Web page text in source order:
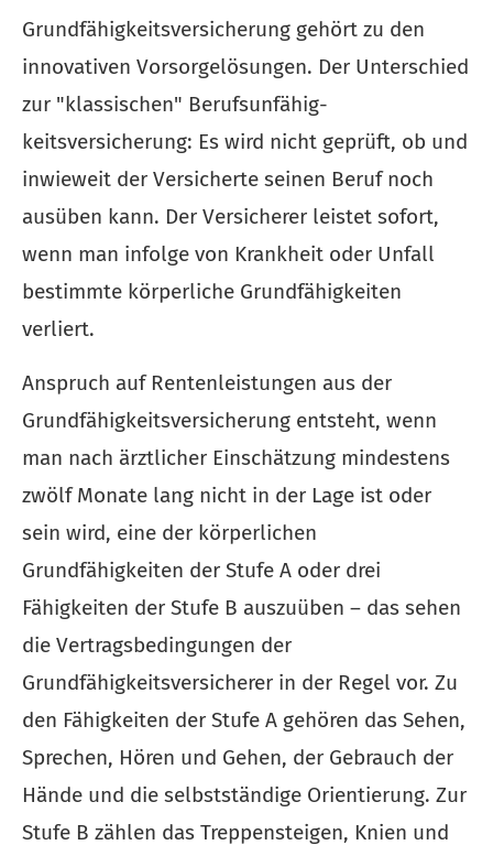
Grundfähigkeitsversicherung gehört zu den
innovativen Vorsorgelösungen. Der Unterschied
zur "klassischen" Berufs­unfähig­
keitsversicherung: Es wird nicht geprüft, ob und
inwieweit der Versicherte seinen Beruf noch
ausüben kann. Der Versicherer leistet sofort,
wenn man infolge von Krankheit oder Unfall
bestimmte körperliche Grundfähigkeiten
verliert.
Anspruch auf Rentenleistungen aus der
Grundfähigkeitsversicherung entsteht, wenn
man nach ärztlicher Einschätzung mindestens
zwölf Monate lang nicht in der Lage ist oder
sein wird, eine der körperlichen
Grundfähigkeiten der Stufe A oder drei
Fähigkeiten der Stufe B auszuüben – das sehen
die Vertragsbedingungen der
Grundfähigkeitsversicherer in der Regel vor. Zu
den Fähigkeiten der Stufe A gehören das Sehen,
Sprechen, Hören und Gehen, der Gebrauch der
Hände und die selbstständige Orientierung. Zur
Stufe B zählen das Treppensteigen, Knien und